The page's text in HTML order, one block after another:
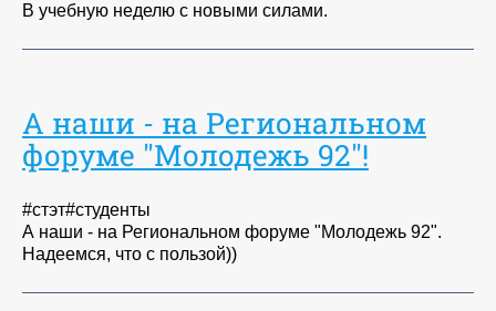
В учебную неделю с новыми силами.
А наши - на Региональном
форуме "Молодежь 92"!
#стэт#студенты
А наши - на Региональном форуме "Молодежь 92".
Надеемся, что с пользой))